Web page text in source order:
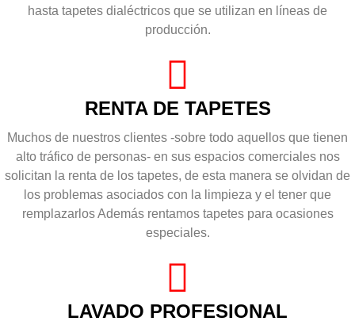
hasta tapetes dialéctricos que se utilizan en líneas de
producción.
RENTA DE TAPETES
Muchos de nuestros clientes -sobre todo aquellos que tienen
alto tráfico de personas- en sus espacios comerciales nos
solicitan la renta de los tapetes, de esta manera se olvidan de
los problemas asociados con la limpieza y el tener que
remplazarlos Además rentamos tapetes para ocasiones
especiales.
LAVADO PROFESIONAL